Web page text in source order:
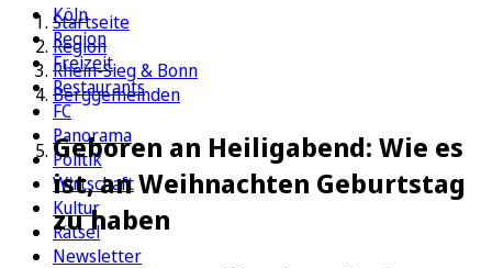
Köln
Region
Freizeit
Restaurants
FC
Panorama
Politik
Wirtschaft
Kultur
Rätsel
Newsletter
Startseite
Region
Rhein-Sieg & Bonn
Berggemeinden
Geboren an Heiligabend: Wie es
ist, an Weihnachten Geburtstag
zu haben